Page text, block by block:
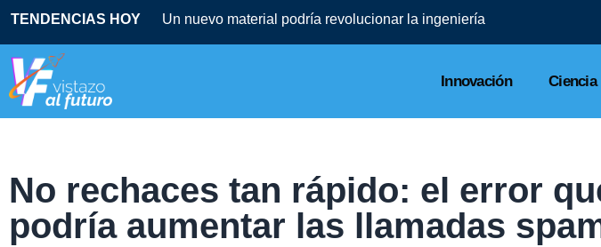
TENDENCIAS HOY Un nuevo material podría revolucionar la ingeniería
Innovación Ciencia
No rechaces tan rápido: el error
podría aumentar las llamadas